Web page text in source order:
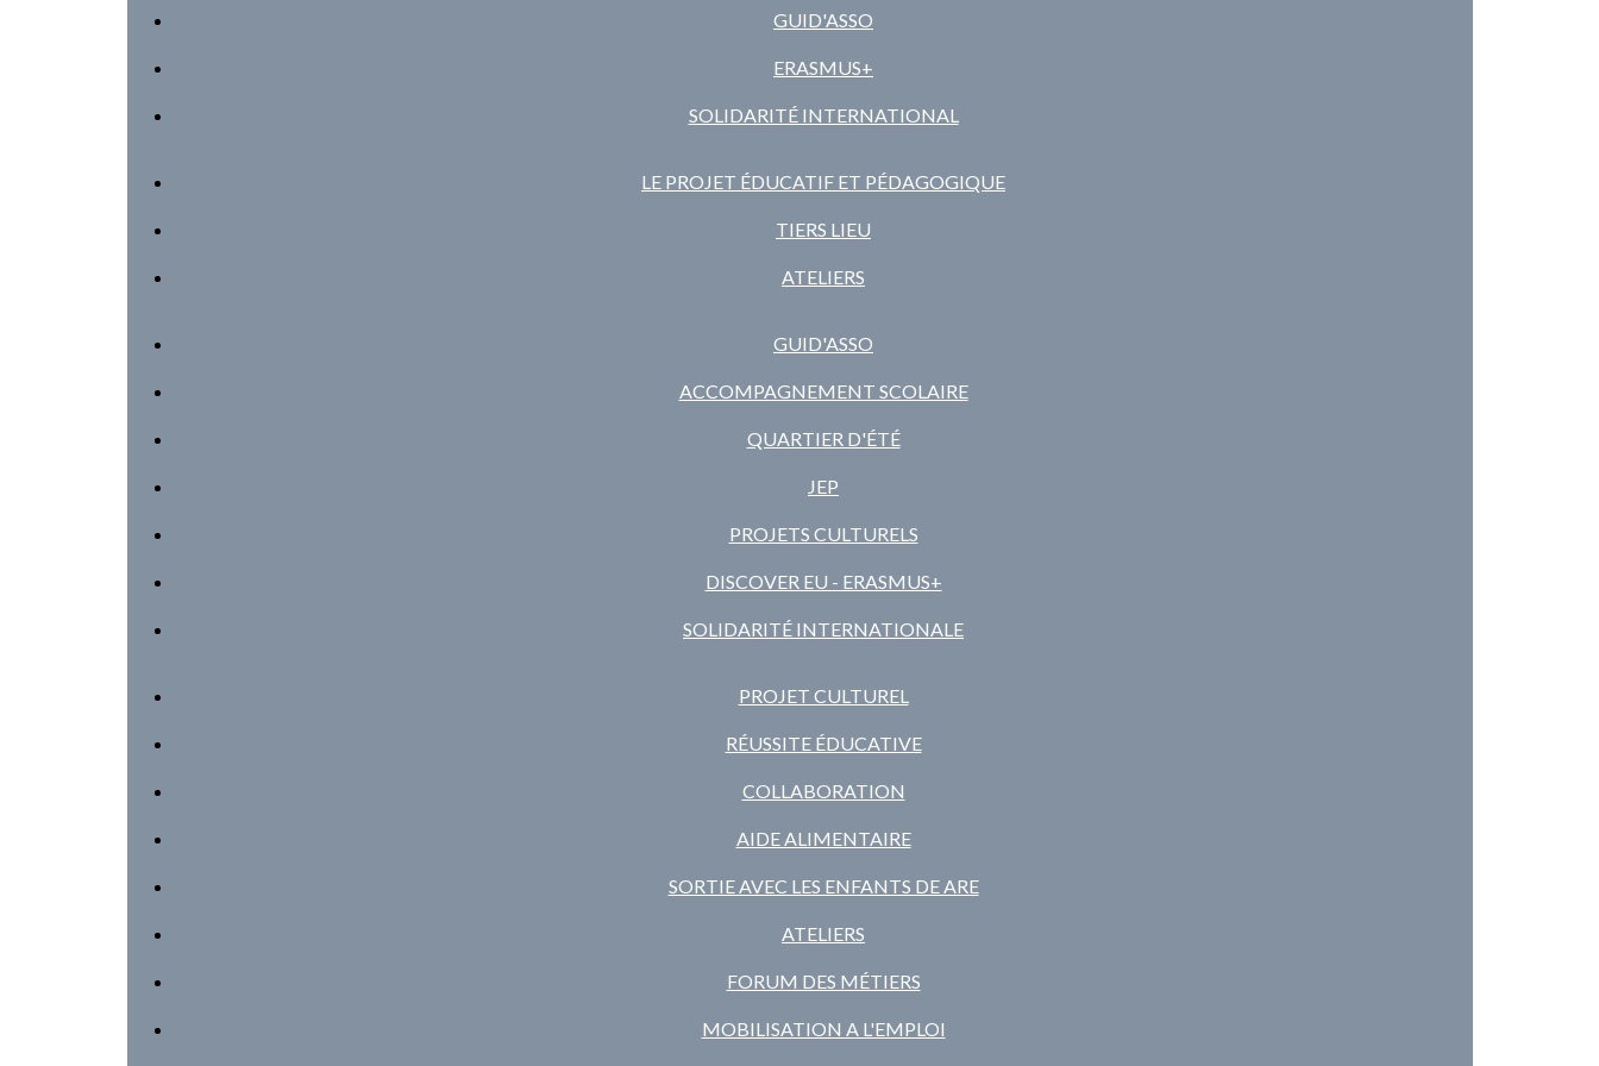
GUID'ASSO
ERASMUS+
SOLIDARITÉ INTERNATIONAL
LE PROJET ÉDUCATIF ET PÉDAGOGIQUE
TIERS LIEU
ATELIERS
GUID'ASSO
ACCOMPAGNEMENT SCOLAIRE
QUARTIER D'ÉTÉ
JEP
PROJETS CULTURELS
DISCOVER EU - ERASMUS+
SOLIDARITÉ INTERNATIONALE
PROJET CULTUREL
RÉUSSITE ÉDUCATIVE
COLLABORATION
AIDE ALIMENTAIRE
SORTIE AVEC LES ENFANTS DE ARE
ATELIERS
FORUM DES MÉTIERS
MOBILISATION A L'EMPLOI